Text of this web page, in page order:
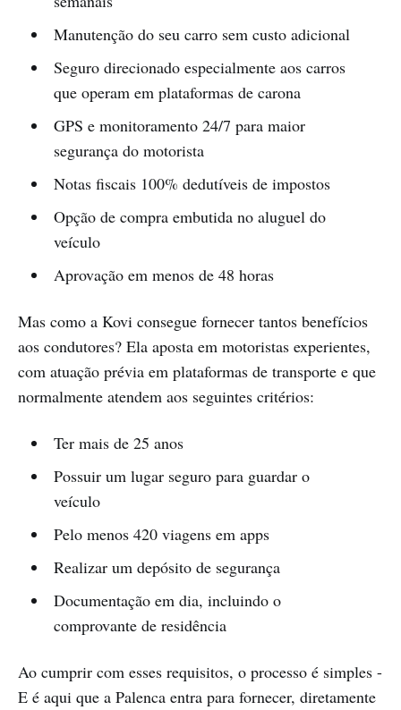
Manutenção do seu carro sem custo adicional
Seguro direcionado especialmente aos carros
que operam em plataformas de carona
GPS e monitoramento 24/7 para maior
segurança do motorista
Notas fiscais 100% dedutíveis de impostos
Opção de compra embutida no aluguel do
veículo
Aprovação em menos de 48 horas
Mas como a Kovi consegue fornecer tantos benefícios
aos condutores? Ela aposta em motoristas experientes,
com atuação prévia em plataformas de transporte e que
normalmente atendem aos seguintes critérios:
Ter mais de 25 anos
Possuir um lugar seguro para guardar o
veículo
Pelo menos 420 viagens em apps
Realizar um depósito de segurança
Documentação em dia, incluindo o
comprovante de residência
Ao cumprir com esses requisitos, o processo é simples -
E é aqui que a Palenca entra para fornecer, diretamente